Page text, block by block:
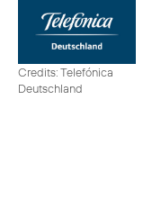
Credits: Telefónica
Deutschland